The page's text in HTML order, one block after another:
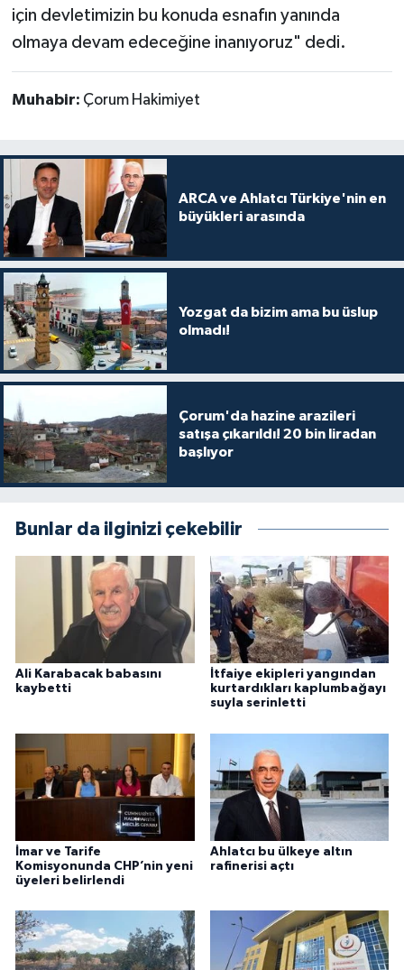
için devletimizin bu konuda esnafın yanında
olmaya devam edeceğine inanıyoruz" dedi.
Muhabir: Çorum Hakimiyet
ARCA ve Ahlatcı Türkiye'nin en
büyükleri arasında
Yozgat da bizim ama bu üslup
olmadı!
Çorum'da hazine arazileri
satışa çıkarıldı! 20 bin liradan
başlıyor
Bunlar da ilginizi çekebilir
Ali Karabacak babasını
kaybetti
İtfaiye ekipleri yangından
kurtardıkları kaplumbağayı
suyla serinletti
İmar ve Tarife
Komisyonunda CHP’nin yeni
üyeleri belirlendi
Ahlatcı bu ülkeye altın
rafinerisi açtı